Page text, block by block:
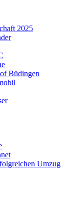
2025
Büdingen
Umzug